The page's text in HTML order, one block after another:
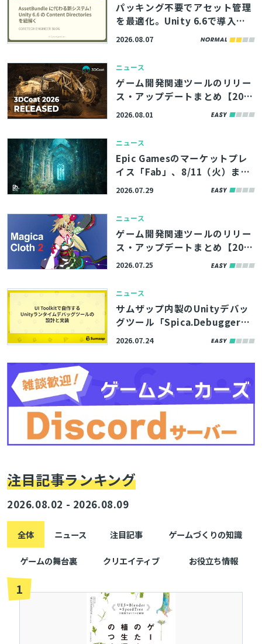
パッキング不要でアセット管理
を最適化。Unity 6.6で導入さ
れる「Content Directories」
2026.08.07
ニュース
ゲーム開発関連ツールのリリー
ス・アップデートまとめ【202
6/8/1】
2026.08.01
ニュース
Epic Gamesのマーケットプレ
イス「Fab」、8/11（火）まで
の期間限定で無料コンテンツを
3製品
2026.07.29
ニュース
ゲーム開発関連ツールのリリー
ス・アップデートまとめ【202
6/7/25】
2026.07.25
ニュース
サムザップ内製のUnityデバッ
グツール「Spica.Debugger」
はUI Toolkitで構築。高い拡張
で解説
2026.07.24
注目記事ランキング
2026.08.02 - 2026.08.09
全体 ニュース 注目記事 ゲームづくりの知識
ゲームの舞台裏 クリエイティブ お役立ち情報
1
とじる
検索